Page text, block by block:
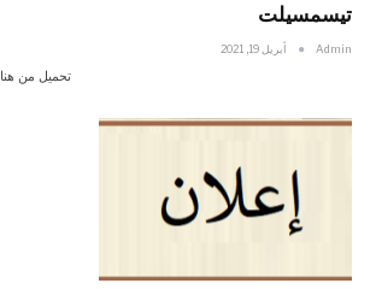
تيسمسيلت
Admin أبريل 19, 2021
تحميل من هنا